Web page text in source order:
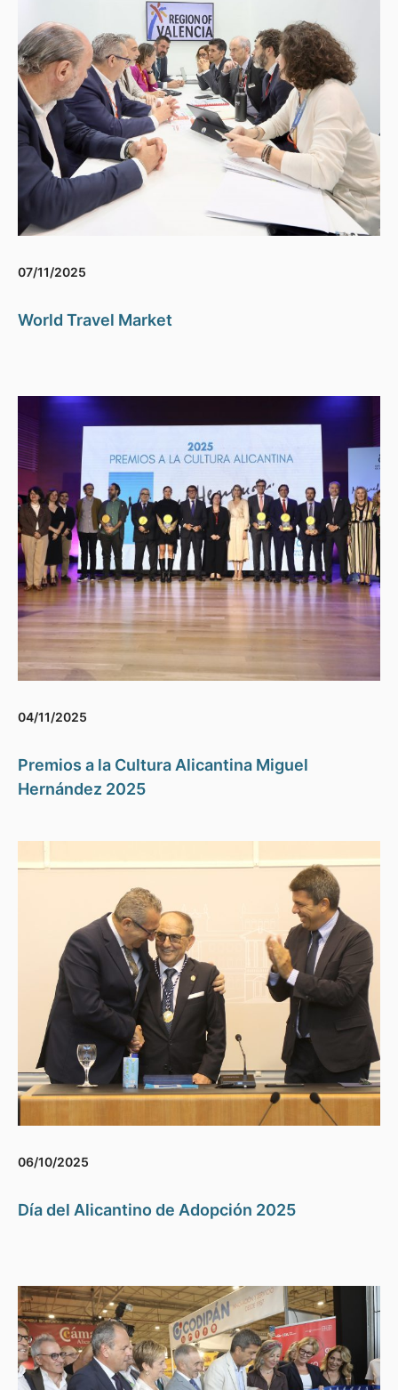
07/11/2025
World Travel Market
04/11/2025
Premios a la Cultura Alicantina Miguel
Hernández 2025
06/10/2025
Día del Alicantino de Adopción 2025